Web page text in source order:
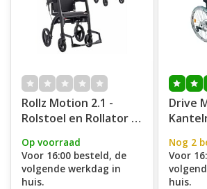
Rollz Motion 2.1 -
Rolstoel en Rollator in
Op voorraad
Voor 16:00 besteld, de
volgende werkdag in
huis.
Drive Multitec
Nog 2
Voor
huis.